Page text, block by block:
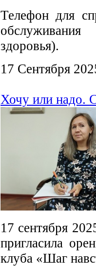
Телефон для
здоровья).
17 Сентября
Хочу или надо.
17 сентября
пригласила
клуба «Шаг